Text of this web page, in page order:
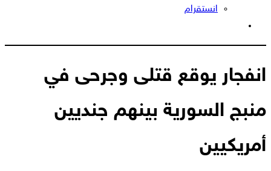
انستقرام
المظلم
انفجار يوقع قتلى وجرحى في
منبج السورية بينهم جنديين
أمريكيين